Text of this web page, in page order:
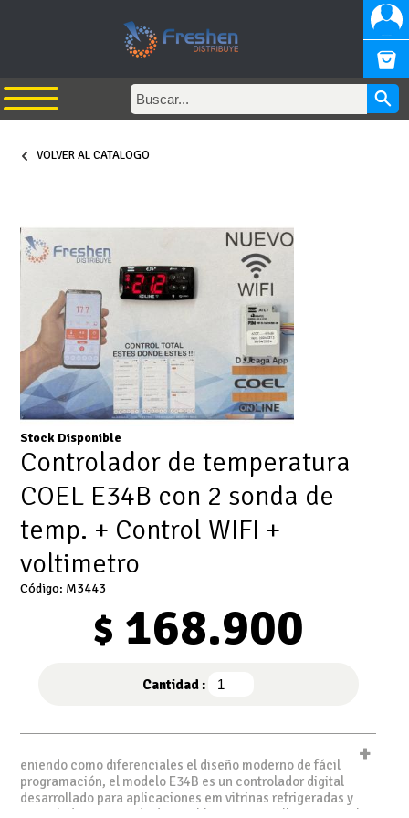
VOLVER AL CATALOGO
Stock Disponible
Controlador de temperatura
COEL E34B con 2 sonda de
temp. + Control WIFI +
voltimetro
Código: M3443
$ 168.900
Cantidad :
+
eniendo como diferenciales el diseño moderno de fácil
programación, el modelo E34B es un controlador digital
desarrollado para aplicaciones em vitrinas refrigeradas y
congeladores estando disponibles con pantalla roja o azul